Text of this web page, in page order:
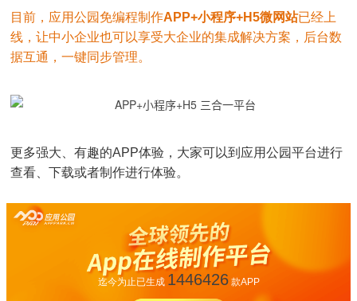
目前，应用公园免编程制作APP+小程序+H5微网站已经上
线，让中小企业也可以享受大企业的集成解决方案，后台数
据互通，一键同步管理。
更多强大、有趣的APP体验，大家可以到应用公园平台进行
查看、下载或者制作进行体验。
迄今为止已生成 1446426款APP